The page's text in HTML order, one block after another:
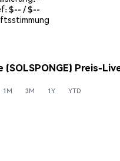
$-- / $--
(SOLSPONGE) Preis-
1M 3M 1Y YTD